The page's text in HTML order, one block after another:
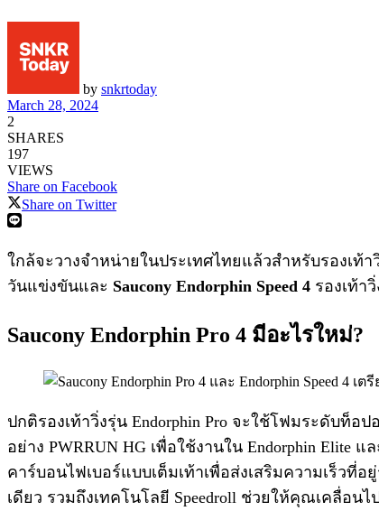
by snkrtoday
March 28, 2024
2
SHARES
197
VIEWS
Share on Facebook
Share on Twitter
ใกล้จะวางจำหน่ายในประเทศไทยแล้วสำหรับรองเท้า
วันแข่งขันและ Saucony Endorphin Speed 4 รองเท้า
Saucony Endorphin Pro 4 มีอะไรใหม่?
ปกติรองเท้าวิ่งรุ่น Endorphin Pro จะใช้โฟมระดับท็อ
อย่าง PWRRUN HG เพื่อใช้งานใน Endorphin Elite
คาร์บอนไฟเบอร์แบบเต็มเท้าเพื่อส่งเสริมความเร็วที่
เดียว รวมถึงเทคโนโลยี Speedroll ช่วยให้คุณเคลื่อ